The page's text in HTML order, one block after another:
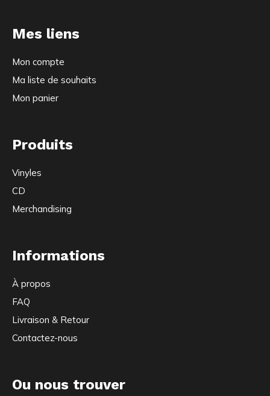
Mes liens
Mon compte
Ma liste de souhaits
Mon panier
Produits
Vinyles
CD
Merchandising
Informations
À propos
FAQ
Livraison & Retour
Contactez-nous
Ou nous trouver